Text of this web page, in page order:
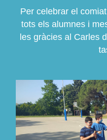
Per celebrar el
tots els alumnes i
les gràcies al Carles